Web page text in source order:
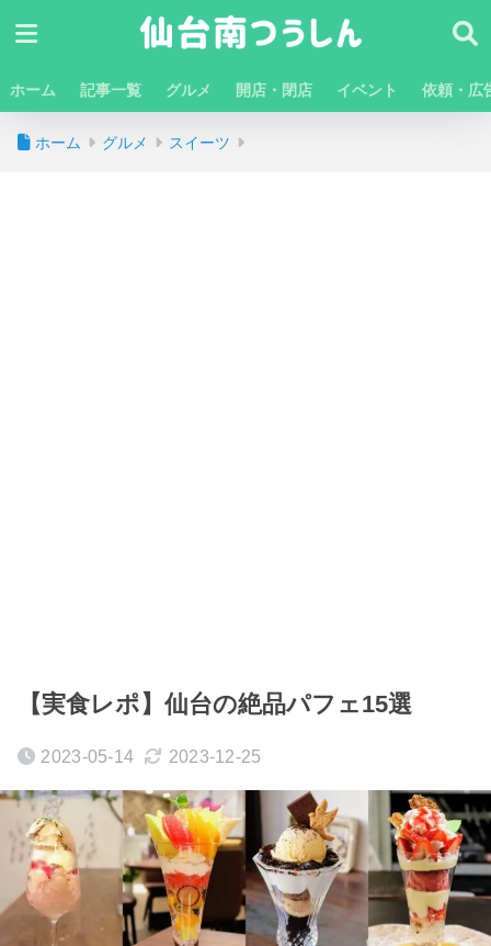
ホーム 記事一覧 グルメ 開店・閉店 イベント 依頼・広
ホーム グルメ スイーツ
【実食レポ】仙台の絶品パフェ15選
2023-05-14 2023-12-25